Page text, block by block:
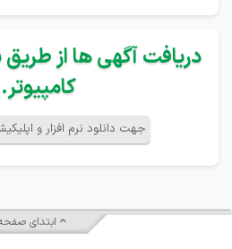
دریافت آگهی ها از طریق
جهت دانلود نرم افزار و
ابتدای